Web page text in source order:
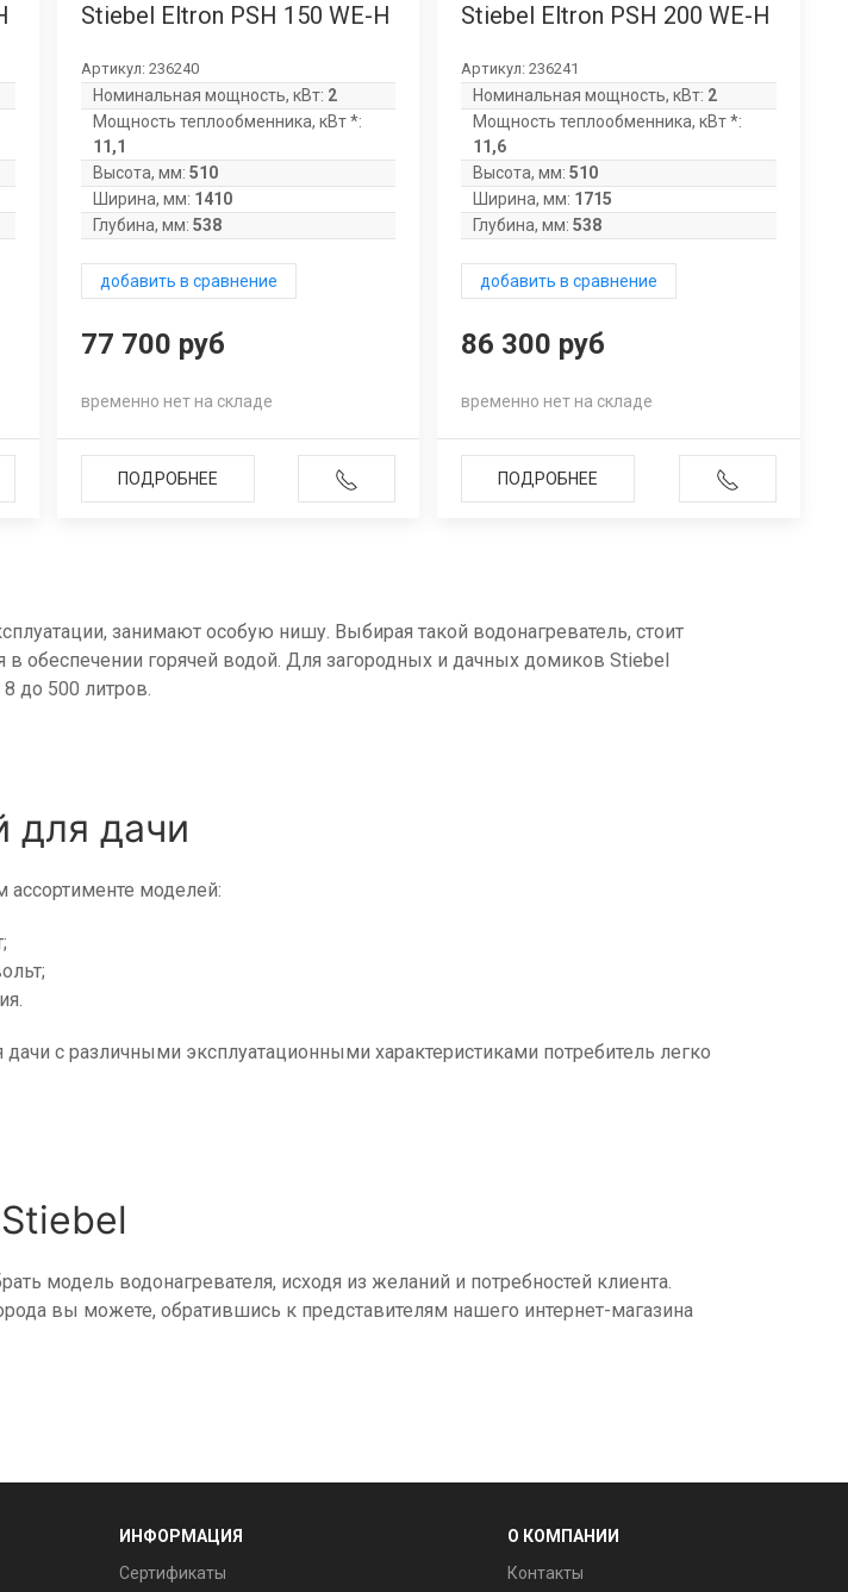
Stiebel Eltron PSH 150 WE-H
Артикул: 236240
Номинальная мощность, кВт: 2
Мощность теплообменника, кВт *:
11,1
Высота, мм: 510
Ширина, мм: 1410
Глубина, мм: 538
добавить в сравнение
77 700 руб
временно нет на складе
ПОДРОБНЕЕ
Stiebel Eltron PSH 200 WE-H
Артикул:236241
Номинальная мощность, кВт: 2
Мощность теплообменника, кВт *:
11,6
Высота, мм: 510
Ширина, мм: 1715
Глубина, мм: 538
добавить в сравнение
86 300 руб
временно нет на складе
ПОДРОБНЕЕ
занимают особую нишу. Выбирая такой водонагреватель, стоит
обеспечении горячей водой. Для загородных и дачных домиков Stiebel
до 500 литров.
для дачи
ассортименте моделей:
с различными эксплуатационными характеристиками потребитель легко
модель водонагревателя, исходя из желаний и потребностей клиента.
вы можете, обратившись к представителям нашего интернет-магазина
ИНФОРМАЦИЯ
Сертификаты
О КОМПАНИИ
Контакты